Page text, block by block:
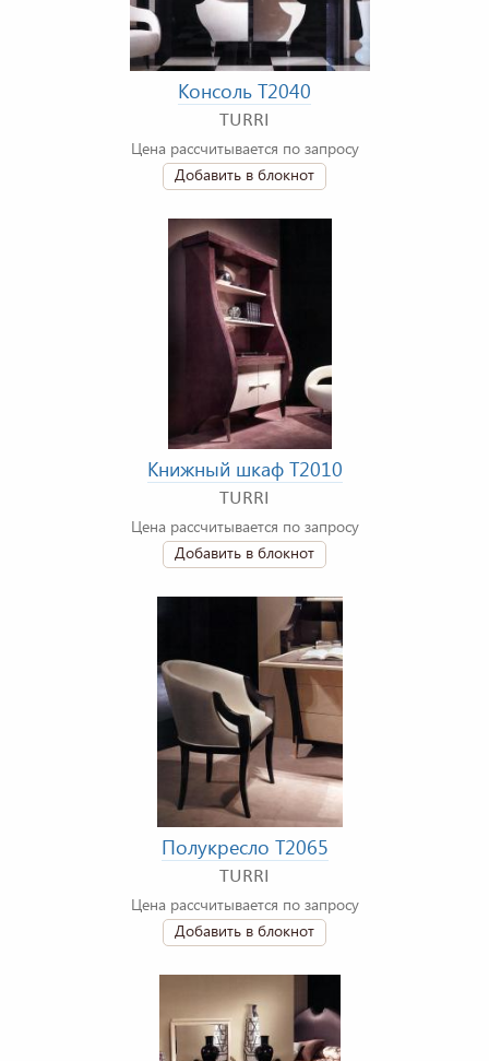
Консоль T2040
TURRI
Цена рассчитывается по запросу
Добавить в блокнот
Книжный шкаф T2010
TURRI
Цена рассчитывается по запросу
Добавить в блокнот
Полукресло T2065
TURRI
Цена рассчитывается по запросу
Добавить в блокнот